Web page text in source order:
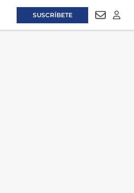
SUSCRÍBETE